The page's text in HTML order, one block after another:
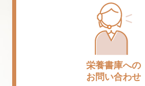
栄養書庫への
お問い合わせ